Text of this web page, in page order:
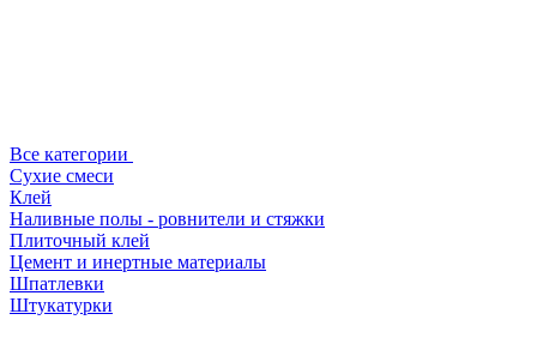
Все категории
Сухие смеси
Клей
Наливные полы - ровнители и стяжки
Плиточный клей
Цемент и инертные материалы
Шпатлевки
Штукатурки